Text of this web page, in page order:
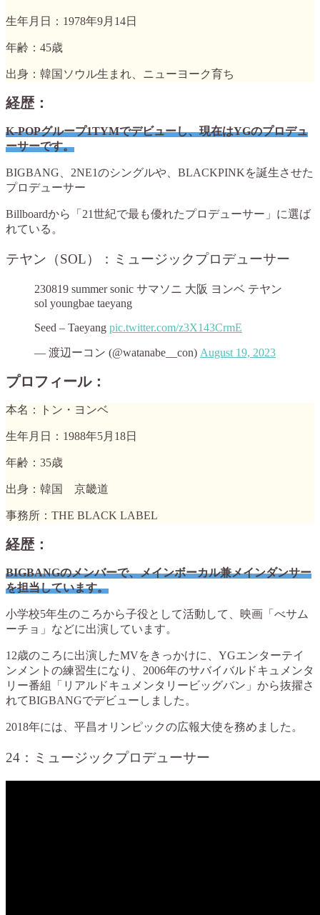
生年月日：1978年9月14日
年齢：45歳
出身：韓国ソウル生まれ、ニューヨーク育ち
経歴：
K-POPグループ1TYMでデビューし、現在はYGのプロデュ
ーサーです。
BIGBANG、2NE1のシングルや、BLACKPINKを誕生させた
プロデューサー
Billboardから「21世紀で最も優れたプロデューサー」に選ば
れている。
テヤン（SOL）：ミュージックプロデューサー
230819 summer sonic サマソニ 大阪 ヨンベ テヤン
sol youngbae taeyang
Seed – Taeyang pic.twitter.com/z3X143CrmE
— 渡辺ーコン (@watanabe__con) August 19, 2023
プロフィール：
本名：トン・ヨンベ
生年月日：1988年5月18日
年齢：35歳
出身：韓国 京畿道
事務所：THE BLACK LABEL
経歴：
BIGBANGのメンバーで、メインボーカル兼メインダンサー
を担当しています。
小学校5年生のころから子役として活動して、映画「べサム
ーチョ」などに出演しています。
12歳のころに出演したMVをきっかけに、YGエンターテイ
ンメントの練習生になり、2006年のサバイバルドキュメンタ
リー番組「リアルドキュメンタリービッグバン」から抜擢さ
れてBIGBANGでデビューしました。
2018年には、平昌オリンピックの広報大使を務めました。
24：ミュージックプロデューサー